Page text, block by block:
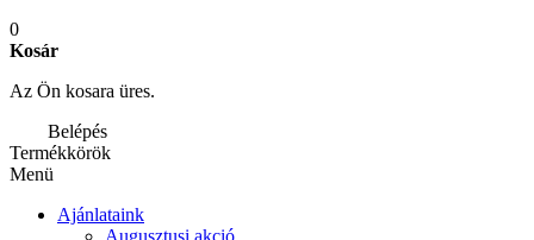
0
Kosár
Az Ön kosara üres.
Belépés
Termékkörök
Menü
Ajánlataink
Augusztusi akció